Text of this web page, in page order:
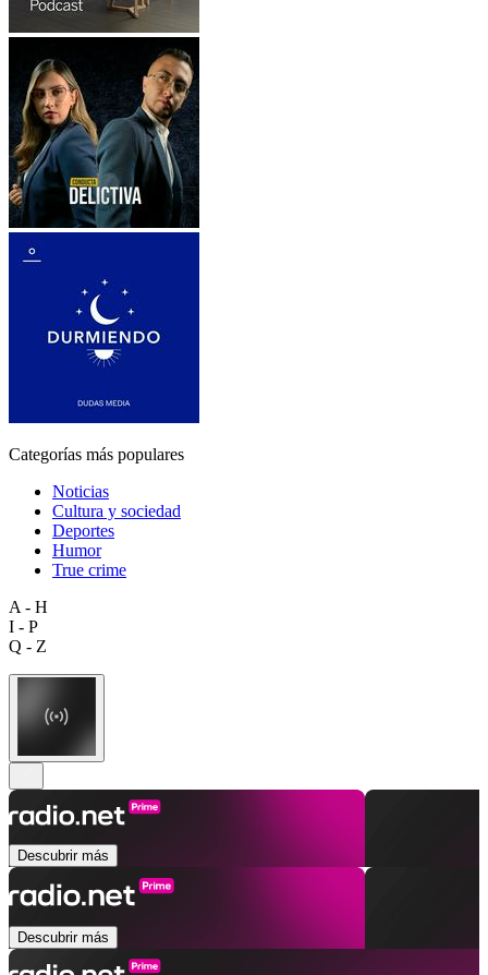
Categorías más populares
Noticias
Cultura y sociedad
Deportes
Humor
True crime
A - H
I - P
Q - Z
Descubrir más
Descubrir más